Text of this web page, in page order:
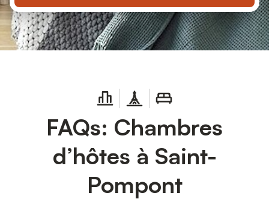
FAQs: Chambres
d’hôtes à Saint-
Pompont